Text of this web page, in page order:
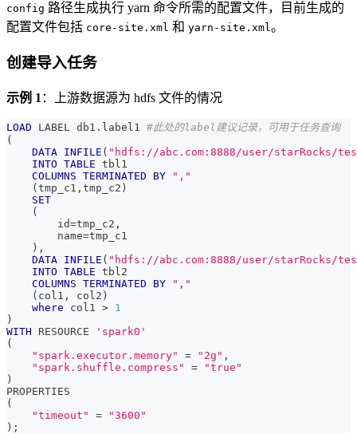
config 路径生成执行 yarn 命令所需的配置文件，目前生成的
配置文件包括 core-site.xml 和 yarn-site.xml。
创建导入任务
示例 1 ：上游数据源为 hdfs 文件的情况
LOAD LABEL db1 . label1 #此处的label建议记录，可用于任务查询
(
DATA INFILE ( "hdfs://abc.com:8888/user/starRocks/
INTO TABLE tbl1
COLUMNS TERMINATED BY
","
(tmp_c1 , tmp_c2 )
SET
(
        id
=tmp_c2 ,
        name
=tmp_c1
) ,
DATA INFILE ( "hdfs://abc.com:8888/user/starRocks/
INTO TABLE tbl2
COLUMNS TERMINATED BY
","
( col1 , col2 )
where col1 > 1
)
WITH RESOURCE
'spark0'
(
"spark.executor.memory"
= "2g" ,
"spark.shuffle.compress"
=
"true"
)
PROPERTIES
(
"timeout"
=
"3600"
) ;